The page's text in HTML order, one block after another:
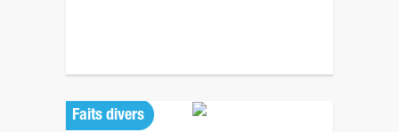
Faits divers